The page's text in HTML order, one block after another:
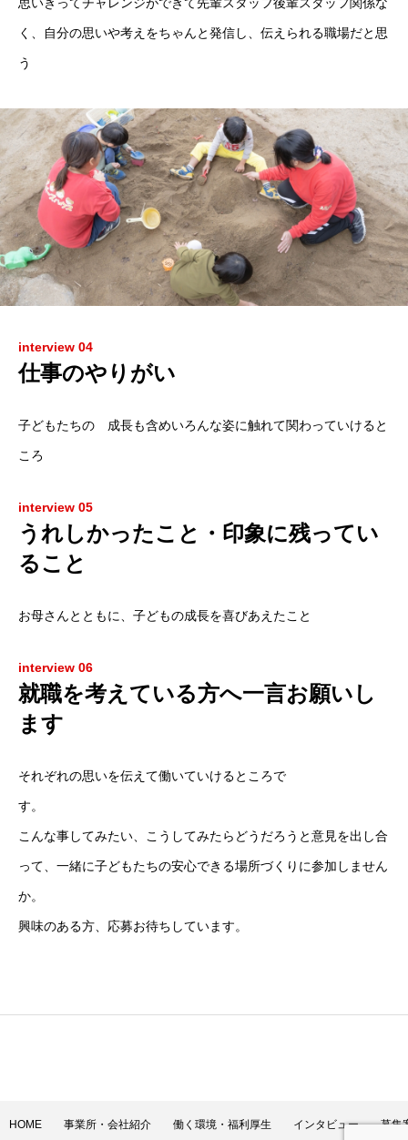
働く環境・福利厚生
インタビュー
募集案内
HOME 事業所・会社紹介 働く環境・福利厚生 インタビュー
く、自分の思いや考えをちゃんと発信し、伝えられる職場だと思
う
interview 04
仕事のやりがい
子どもたちの 成長も含めいろんな姿に触れて関わっていけると
ころ
interview 05
うれしかったこと・印象に残ってい
ること
お母さんとともに、子どもの成長を喜びあえたこと
interview 06
就職を考えている方へ一言お願いし
ます
それぞれの思いを伝えて働いていけるところで
す。
こんな事してみたい、こうしてみたらどうだろうと意見を出し合
って、一緒に子どもたちの安心できる場所づくりに参加しません
か。
興味のある方、応募お待ちしています。
HOME 事業所・会社紹介 働く環境・福利厚生 インタビュー 募集